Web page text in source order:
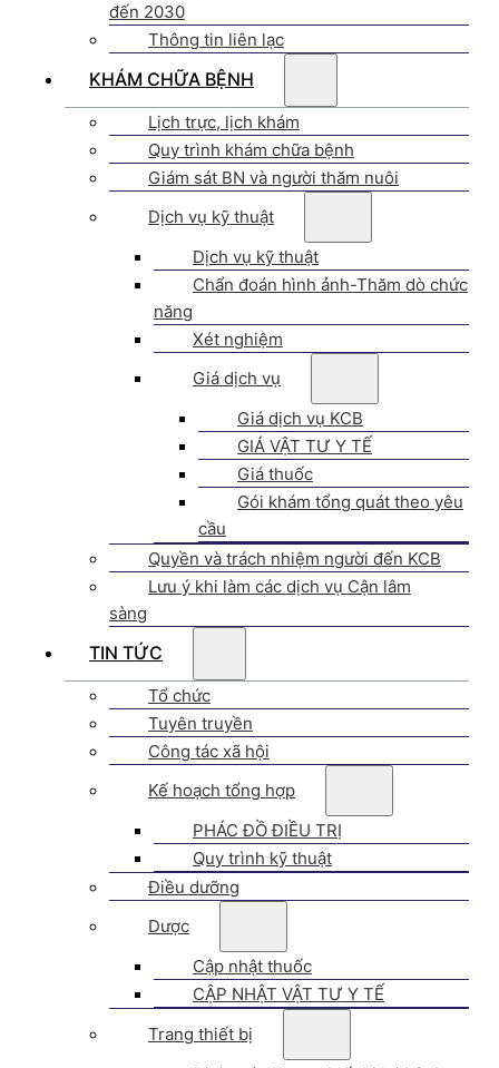
đến 2030
Thông tin liên lạc
KHÁM CHỮA BỆNH
Lịch trực, lịch khám
Quy trình khám chữa bệnh
Giám sát BN và người thăm nuôi
Dịch vụ kỹ thuật
Dịch vụ kỹ thuật
Chẩn đoán hình ảnh-Thăm dò chức
năng
Xét nghiệm
Giá dịch vụ
Giá dịch vụ KCB
GIÁ VẬT TƯ Y TẾ
Giá thuốc
Gói khám tổng quát theo yêu
cầu
Quyền và trách nhiệm người đến KCB
Lưu ý khi làm các dịch vụ Cận lâm
sàng
TIN TỨC
Tổ chức
Tuyên truyền
Công tác xã hội
Kế hoạch tổng hợp
PHÁC ĐỒ ĐIỀU TRỊ
Quy trình kỹ thuật
Điều dưỡng
Dược
Cập nhật thuốc
CẬP NHẬT VẬT TƯ Y TẾ
Trang thiết bị